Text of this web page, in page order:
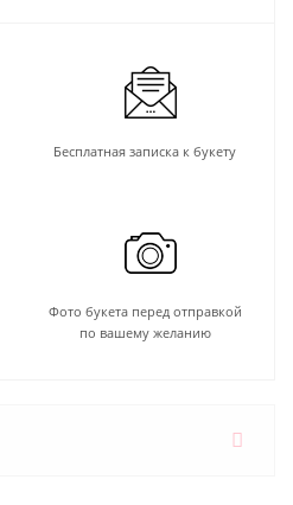
Бесплатная записка к букету
Фото букета перед отправкой
по вашему желанию